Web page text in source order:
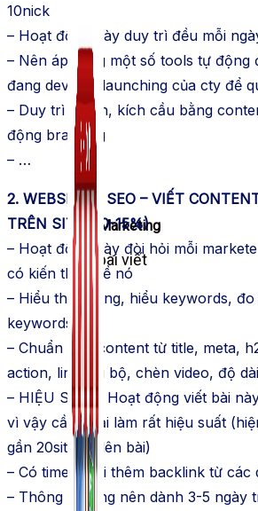
Zalo Marketing
104 bài viết
New
10nick
– Hoạt động này duy trì đều mỗi
– Nên áp dụng một số tools tự động
đang dev sắp launching của cty để
– Duy trì reach, kích cầu bằng
động branding
– …
2. WEBSITE & SEO – VIẾT
TRÊN SITE (10-15%)
– Hoạt động này đòi hỏi mỗi
có kiến thức về nó
– Hiểu thị trường, hiểu keywords,
keywords tốt
– Chuẩn hóa content từ title, meta,
action, link nội bộ, chèn video, độ
– HIỆU SUẤT. Hoạt động viết bài
vì vậy cần phải làm rất hiệu suất
gần 20site để lên bài)
– Có time thì đi thêm backlink từ các
– Thông thường nên dành 3-5 ngày